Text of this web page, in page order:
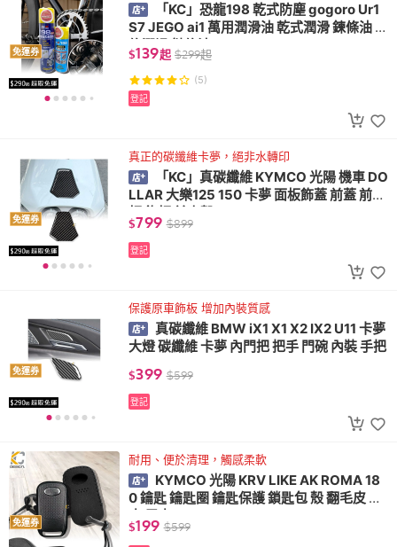
免運券
「KC」恐龍198 乾式防塵 gogoro Ur1
S7 JEGO ai1 萬用潤滑油 乾式潤滑 鍊條油 鍊
條潤滑 鏈條油
$139起 $299起
(5)
登記
免運券
真正的碳纖維卡夢，絕非水轉印
「KC」真碳纖維 KYMCO 光陽 機車 DO
LLAR 大樂125 150 卡夢 面板飾蓋 前蓋 前飾
板 飾板 前車殼
$799 $899
登記
免運券
保護原車飾板 增加內裝質感
真碳纖維 BMW iX1 X1 X2 IX2 U11 卡夢
大燈 碳纖維 卡夢 內門把 把手 門碗 內裝 手把
$399 $599
登記
免運券
耐用、便於清理，觸感柔軟
KYMCO 光陽 KRV LIKE AK ROMA 18
0 鑰匙 鑰匙圈 鑰匙保護 鎖匙包 殼 翻毛皮 麂
皮 反皮
$199 $599